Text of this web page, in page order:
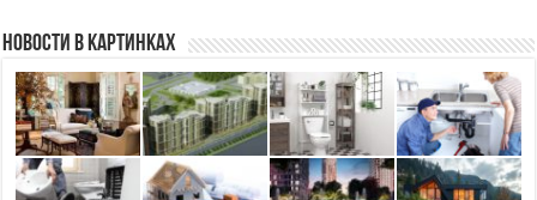
Новости в картинках